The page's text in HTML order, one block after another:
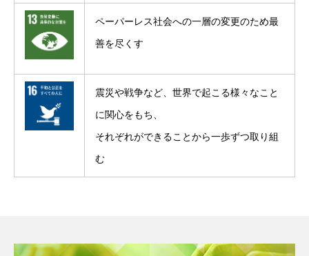
ペーパーレス社会への一層の変更のため最
善を尽くす
震災や戦争など、世界で起こる様々なこと
に関心をもち、
それぞれができることから一歩ずつ取り組
む